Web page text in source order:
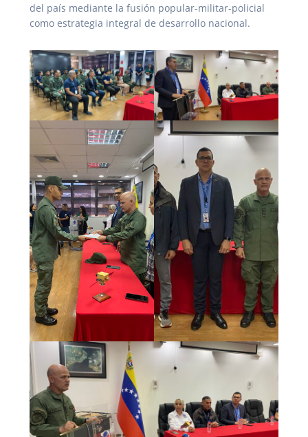
del país mediante la fusión popular-militar-policial
como estrategia integral de desarrollo nacional.